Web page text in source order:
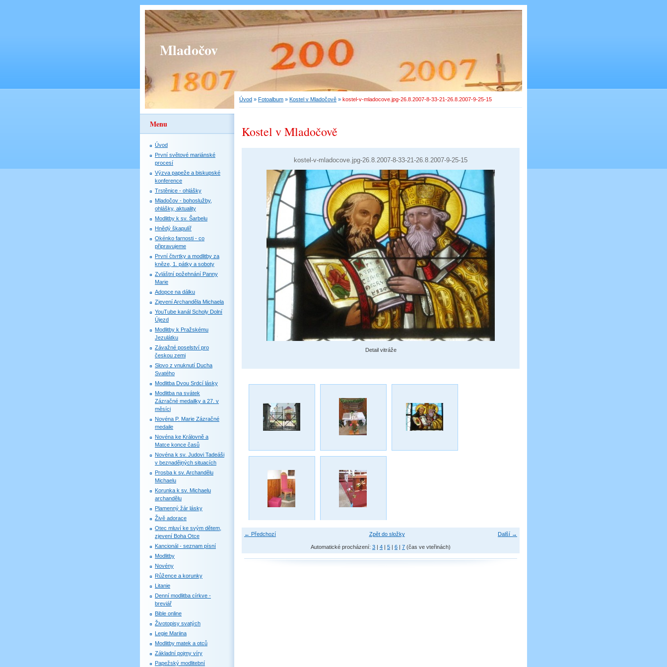
Mladočov
Úvod » Fotoalbum » Kostel v Mladočově » kostel-v-mladocove.jpg-26.8.2007-8-33-21-26.8.2007-9-25-15
Kostel v Mladočově
kostel-v-mladocove.jpg-26.8.2007-8-33-21-26.8.2007-9-25-15
Detail vitráže
← Předchozí Další →
Zpět do složky
Automatické procházení: 3 | 4 | 5 | 6 | 7 (čas ve vteřinách)
Menu
Úvod
První světové mariánské
procesí
Výzva papeže a biskupské
konference
Trstěnice - ohlášky
Mladočov - bohoslužby,
ohlášky, aktuality
Modlitby k sv. Šarbelu
Hnědý škapulíř
Okénko farnosti - co
připravujeme
První čtvrtky a modlitby za
kněze, 1. pátky a soboty
Zvláštní požehnání Panny
Marie
Adopce na dálku
Zjevení Archanděla Michaela
YouTube kanál Scholy Dolní
Újezd
Modlitby k Pražskému
Jezulátku
Závažné poselství pro
českou zemi
Slovo z vnuknutí Ducha
Svatého
Modlitba Dvou Srdcí lásky
Modlitba na svátek
Zázračné medailky a 27. v
měsíci
Novéna P. Marie Zázračné
medaile
Novéna ke Královně a
Matce konce časů
Novéna k sv. Judovi Tadeáši
v beznadějných situacích
Prosba k sv. Archandělu
Michaelu
Korunka k sv. Michaelu
archandělu
Plamenný žár lásky
Živě adorace
Otec mluví ke svým dětem,
zjevení Boha Otce
Kancionál - seznam písní
Modlitby
Novény
Růžence a korunky
Litanie
Denní modlitba církve -
breviář
Bible online
Životopisy svatých
Legie Mariina
Modlitby matek a otců
Základní pojmy víry
Papežský modlitební